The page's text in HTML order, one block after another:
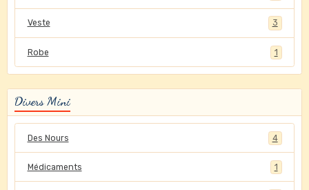
Veste 3
Robe 1
Divers Mini
Des Nours 4
Médicaments 1